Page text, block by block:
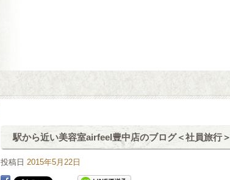
駅から近い美容室airfeel豊中店のブログ＜社員旅行＞
投稿日 2015年5月22日